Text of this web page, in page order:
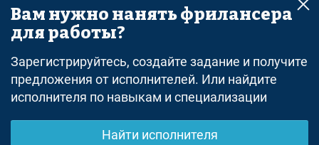
Поиск
Оферта
Политика конфиденциальности
Дисклеймер о ЗоЗПП
Вам нужно нанять фрилансера
для работы?
Зарегистрируйтесь, создайте задание и получите
предложения от исполнителей. Или найдите
исполнителя по навыкам и специализации
Найти исполнителя